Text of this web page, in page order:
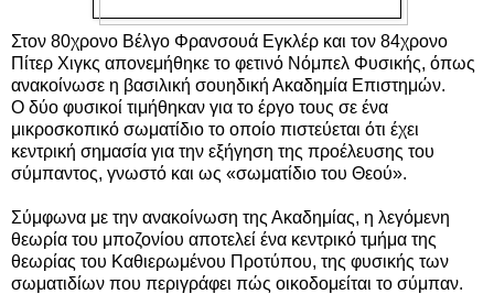
Στον 80χρονο Βέλγο Φρανσουά Εγκλέρ και τον 84χρονο
Πίτερ Χιγκς απονεμήθηκε το φετινό Νόμπελ Φυσικής, όπως
ανακοίνωσε η βασιλική σουηδική Ακαδημία Επιστημών.
Ο δύο φυσικοί τιμήθηκαν για το έργο τους σε ένα
μικροσκοπικό σωματίδιο το οποίο πιστεύεται ότι έχει
κεντρική σημασία για την εξήγηση της προέλευσης του
σύμπαντος, γνωστό και ως «σωματίδιο του Θεού».
Σύμφωνα με την ανακοίνωση της Ακαδημίας, η λεγόμενη
θεωρία του μποζονίου αποτελεί ένα κεντρικό τμήμα της
θεωρίας του Καθιερωμένου Προτύπου, της φυσικής των
σωματιδίων που περιγράφει πώς οικοδομείται το σύμπαν.